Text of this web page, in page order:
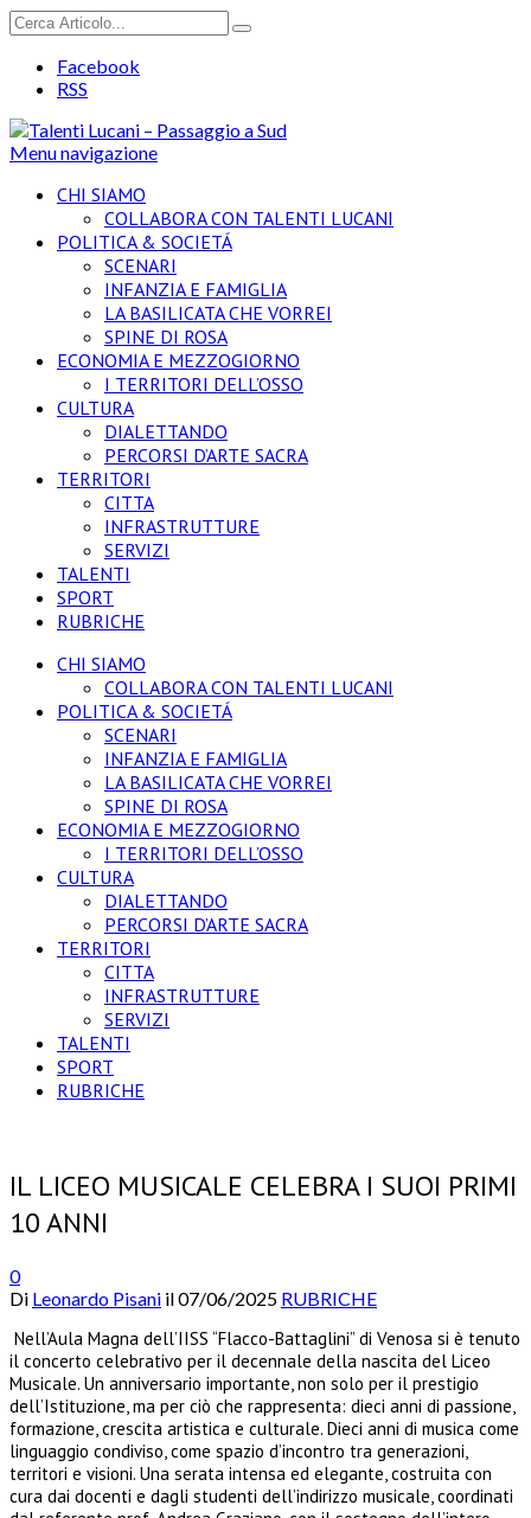
Facebook
RSS
Menu navigazione
CHI SIAMO
COLLABORA CON TALENTI LUCANI
POLITICA & SOCIETÁ
SCENARI
INFANZIA E FAMIGLIA
LA BASILICATA CHE VORREI
SPINE DI ROSA
ECONOMIA E MEZZOGIORNO
I TERRITORI DELL’OSSO
CULTURA
DIALETTANDO
PERCORSI D’ARTE SACRA
TERRITORI
CITTA
INFRASTRUTTURE
SERVIZI
TALENTI
SPORT
RUBRICHE
CHI SIAMO
COLLABORA CON TALENTI LUCANI
POLITICA & SOCIETÁ
SCENARI
INFANZIA E FAMIGLIA
LA BASILICATA CHE VORREI
SPINE DI ROSA
ECONOMIA E MEZZOGIORNO
I TERRITORI DELL’OSSO
CULTURA
DIALETTANDO
PERCORSI D’ARTE SACRA
TERRITORI
CITTA
INFRASTRUTTURE
SERVIZI
TALENTI
SPORT
RUBRICHE
IL LICEO MUSICALE CELEBRA I SUOI PRIMI
10 ANNI
0
Di Leonardo Pisani il07/06/2025 RUBRICHE
Nell’Aula Magna dell’IISS “Flacco-Battaglini” di Venosa si è tenuto
il concerto celebrativo per il decennale della nascita del Liceo
Musicale. Un anniversario importante, non solo per il prestigio
dell’Istituzione, ma per ciò che rappresenta: dieci anni di passione,
formazione, crescita artistica e culturale. Dieci anni di musica come
linguaggio condiviso, come spazio d’incontro tra generazioni,
territori e visioni. Una serata intensa ed elegante, costruita con
cura dai docenti e dagli studenti dell’indirizzo musicale, coordinati